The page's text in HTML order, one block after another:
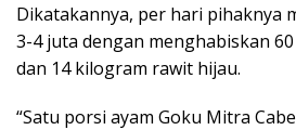
Dikatakannya, per hari pihaknya
3-4 juta dengan menghabiskan
dan 14 kilogram rawit hijau.
“Satu porsi ayam Goku Mitra